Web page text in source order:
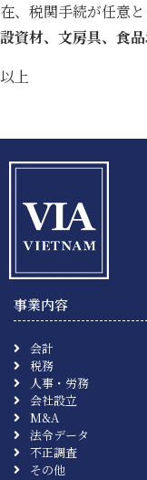
在、税関手続が任意と
設資材、文房具、食
以上
事業内容
会計
税務
人事・労務
会社設立
M&A
法令データ
不正調査
その他